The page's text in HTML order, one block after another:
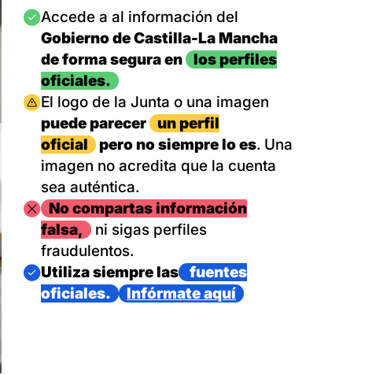
Imagen
Accede a al información del
Gobierno de Castilla-La Mancha
de forma segura en
los perfiles
oficiales.
Imagen
El logo de la Junta o una imagen
puede parecer
un perfil
oficial
pero no siempre lo es. Una
imagen no acredita que la cuenta
sea auténtica.
ImagenNo compartas información
falsa,
ni sigas perfiles
fraudulentos.
Imagen
Utiliza siempre las
fuentes
oficiales.
Infórmate aquí